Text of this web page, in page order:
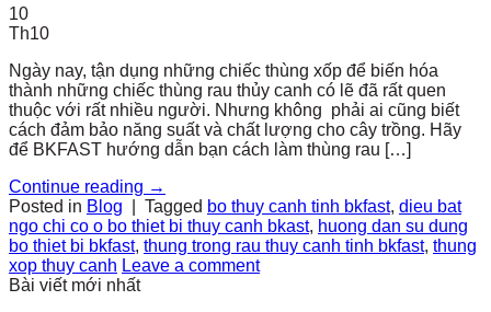
10
Th10
Ngày nay, tận dụng những chiếc thùng xốp để biến hóa
thành những chiếc thùng rau thủy canh có lẽ đã rất quen
thuộc với rất nhiều người. Nhưng không phải ai cũng biết
cách đảm bảo năng suất và chất lượng cho cây trồng. Hãy
để BKFAST hướng dẫn bạn cách làm thùng rau […]
Continue reading →
Posted in Blog Tagged bo thuy canh tinh bkfast, dieu bat
ngo chi co o bo thiet bi thuy canh bkast, huong dan su dung
bo thiet bi bkfast, thung trong rau thuy canh tinh bkfast, thung
xop thuy canh Leave a comment
Bài viết mới nhất